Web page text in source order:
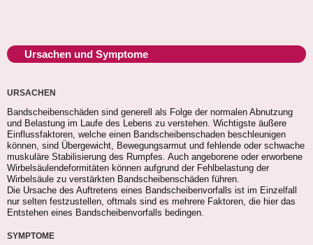
Ursachen und Symptome
URSACHEN
Bandscheibenschäden sind generell als Folge der normalen Abnutzung
und Belastung im Laufe des Lebens zu verstehen. Wichtigste äußere
Einflussfaktoren, welche einen Bandscheibenschaden beschleunigen
können, sind Übergewicht, Bewegungsarmut und fehlende oder schwache
muskuläre Stabilisierung des Rumpfes. Auch angeborene oder erworbene
Wirbelsäulendeformitäten können aufgrund der Fehlbelastung der
Wirbelsäule zu verstärkten Bandscheibenschäden führen.
Die Ursache des Auftretens eines Bandscheibenvorfalls ist im Einzelfall
nur selten festzustellen, oftmals sind es mehrere Faktoren, die hier das
Entstehen eines Bandscheibenvorfalls bedingen.
SYMPTOME